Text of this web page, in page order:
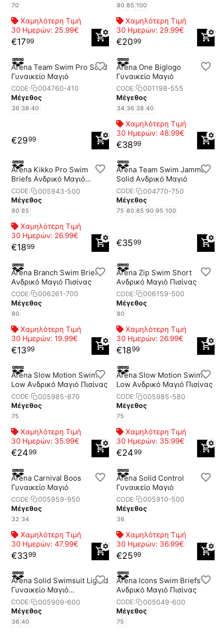
70
Χαμηλότερη Τιμή
30 Ημερών: 25.99€
€1799
80 85 100
Χαμηλότερη Τιμή
30 Ημερών: 29.99€
€2099
Arena Team Swim Pro Solid
Γυναικείο Μαγιό
CODE:
004760-410
Μέγεθος
36 38 40
€2999
Arena One Biglogo
Γυναικείο Μαγιό
CODE:
001198-555
Μέγεθος
34 36 38 40
Χαμηλότερη Τιμή
30 Ημερών: 48.99€
€3899
Arena Kikko Pro Swim
Briefs Aνδρικό Μαγιό
Πισίνας
CODE:
005943-500
Μέγεθος
80 85
Χαμηλότερη Τιμή
30 Ημερών: 26.99€
€1899
Arena Team Swim Jammer
Solid Aνδρικό Μαγιό
CODE:
004770-750
Μέγεθος
75 80 85 90 95 100
€3599
Arena Branch Swim Briefs
Aνδρικό Μαγιό Πισίνας
CODE:
006261-700
Μέγεθος
80
Χαμηλότερη Τιμή
30 Ημερών: 19.99€
€1399
Arena Zip Swim Short
Aνδρικό Μαγιό Πισίνας
CODE:
006159-500
Μέγεθος
80
Χαμηλότερη Τιμή
30 Ημερών: 26.99€
€1899
Arena Slow Motion Swim
Low Aνδρικό Μαγιό Πισίνας
CODE:
005985-870
Μέγεθος
75
Χαμηλότερη Τιμή
30 Ημερών: 35.99€
€2499
Arena Slow Motion Swim
Low Aνδρικό Μαγιό Πισίνας
CODE:
005985-580
Μέγεθος
75
Χαμηλότερη Τιμή
30 Ημερών: 35.99€
€2499
Arena Carnival Boos
Γυναικείο Μαγιό
CODE:
005959-950
Μέγεθος
32 34
Χαμηλότερη Τιμή
30 Ημερών: 47.99€
€3399
Arena Solid Control
Γυναικείο Μαγιό
CODE:
005910-500
Μέγεθος
36
Χαμηλότερη Τιμή
30 Ημερών: 36.99€
€2599
Arena Solid Swimsuit Lightd
Γυναικείο Μαγιό
Προπόνησης
CODE:
005909-600
Μέγεθος
36 40
Arena Icons Swim Briefs
Aνδρικό Μαγιό Πισίνας
CODE:
005049-600
Μέγεθος
75